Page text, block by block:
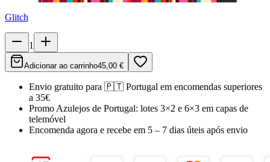
Glitch
1
Adicionar ao carrinho45,00 €
Envio gratuito para 🇵🇹 Portugal em encomendas superiores
a 35€
Promo Azulejos de Portugal: lotes 3×2 e 6×3 em capas de
telemóvel
Encomenda agora e recebe em 5 – 7 dias úteis após envio